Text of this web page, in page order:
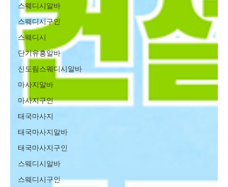
스웨디시알바
스웨디시구인
스웨디시
단기유흥알바
신도림스웨디시알바
마사지알바
마사지구인
태국마사지
태국마사지알바
태국마사지구인
스웨디시알바
스웨디시구인